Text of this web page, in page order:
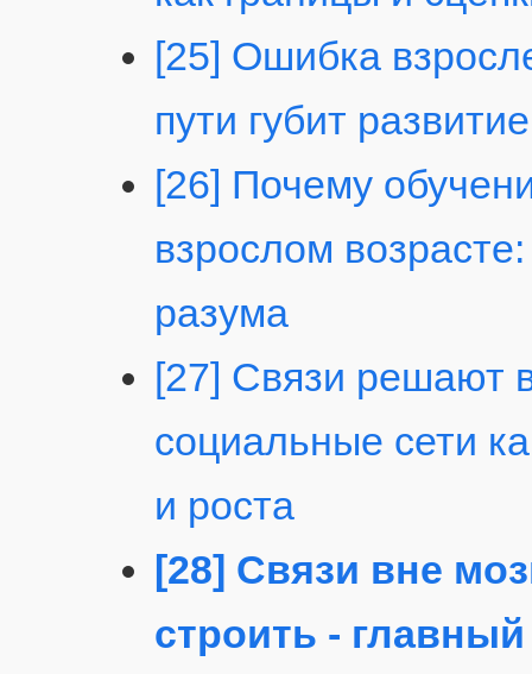
[25] Ошибка
пути губит развитие
[26] Почему
взрослом
разума
[27] Связи решают
социальные сети
и роста
[28] Связи вне
строить -